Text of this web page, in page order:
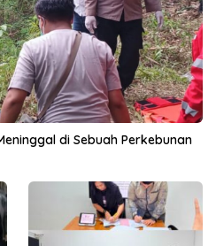
di Sebuah Perkebunan